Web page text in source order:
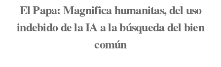
El Papa: Magnifica humanitas, del uso
indebido de la IA a la búsqueda del bien
común